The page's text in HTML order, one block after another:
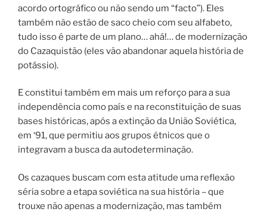
acordo ortográfico ou não sendo um “facto”). Eles
também não estão de saco cheio com seu alfabeto,
tudo isso é parte de um plano… ahá!… de modernização
do Cazaquistão (eles vão abandonar aquela história de
potássio).
E constitui também em mais um reforço para a sua
independência como país e na reconstituição de suas
bases históricas, após a extinção da União Soviética,
em ‘91, que permitiu aos grupos étnicos que o
integravam a busca da autodeterminação.
Os cazaques buscam com esta atitude uma reflexão
séria sobre a etapa soviética na sua história – que
trouxe não apenas a modernização, mas também